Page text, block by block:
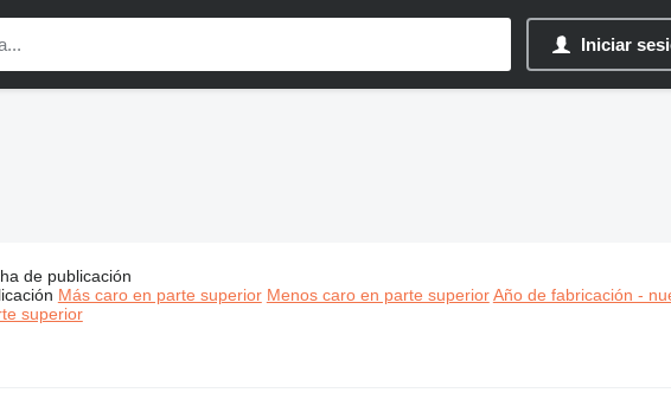
Iniciar
Merlo recambios
de publicación
Más caro en parte superior Menos caro en parte superior Año de fabricación -
superior